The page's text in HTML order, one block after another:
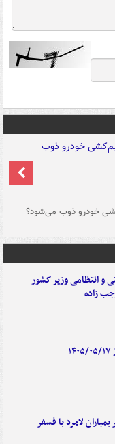
خودرو ذوب می‌شود؟
و انتظامی وزیر کشور
زاده
لامرد با فسفر